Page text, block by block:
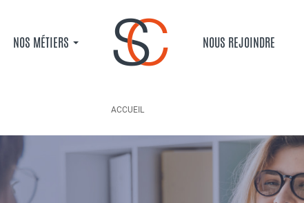
NOS MÉTIERS NOUS REJOINDRE
ACCUEIL
NOS OFFRES